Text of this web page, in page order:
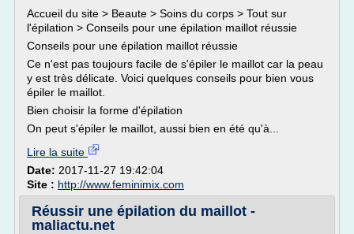
Accueil du site > Beaute > Soins du corps > Tout sur
l'épilation > Conseils pour une épilation maillot réussie
Conseils pour une épilation maillot réussie
Ce n'est pas toujours facile de s'épiler le maillot car la peau
y est très délicate. Voici quelques conseils pour bien vous
épiler le maillot.
Bien choisir la forme d'épilation
On peut s'épiler le maillot, aussi bien en été qu'à...
Lire la suite
Date: 2017-11-27 19:42:04
Site : http://www.feminimix.com
Réussir une épilation du maillot -
maliactu.net